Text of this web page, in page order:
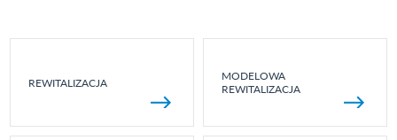
REWITALIZACJA
MODELOWA
REWITALIZACJA